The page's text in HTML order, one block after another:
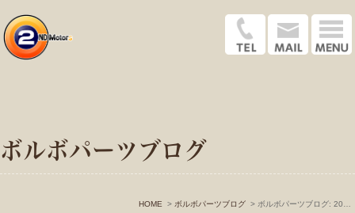
ボルボパーツブログ
HOME ボルボパーツブログ